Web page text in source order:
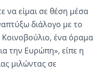
είμαι σε θέση μέσα
διάλογο με το
ένα όραμα
την Ευρώπη», είπε η
μιλώντας σε